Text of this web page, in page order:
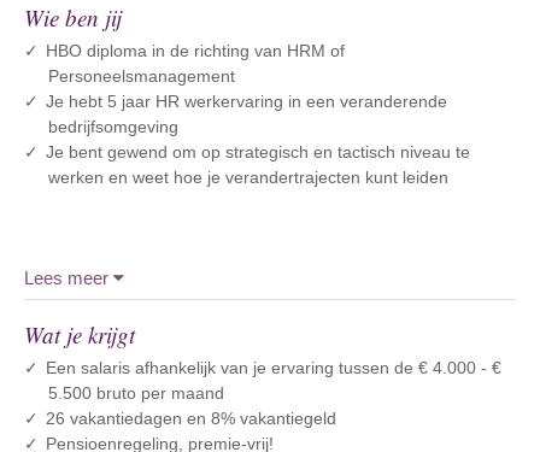
Wie ben jij
HBO diploma in de richting van HRM of
Personeelsmanagement
Je hebt 5 jaar HR werkervaring in een veranderende
bedrijfsomgeving
Je bent gewend om op strategisch en tactisch niveau te
werken en weet hoe je verandertrajecten kunt leiden
Lees meer
Wat je krijgt
Een salaris afhankelijk van je ervaring tussen de € 4.000 - €
5.500 bruto per maand
26 vakantiedagen en 8% vakantiegeld
Pensioenregeling, premie-vrij!